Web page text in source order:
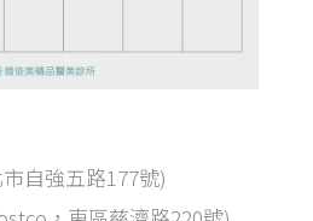
自強五路177號)